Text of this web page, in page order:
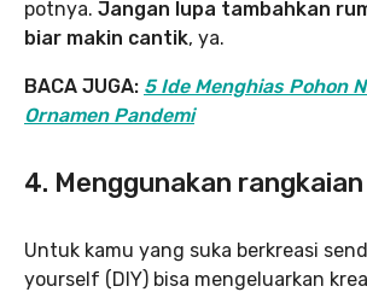
potnya. Jangan lupa tambahkan
biar makin cantik, ya.
BACA JUGA: 5 Ide Menghias Pohon
Ornamen Pandemi
4. Menggunakan
Untuk kamu yang suka berkreasi
yourself (DIY) bisa mengeluarkan